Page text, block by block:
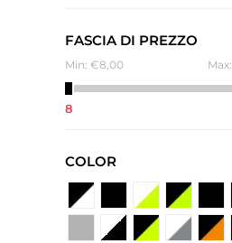
FASCIA DI PREZZO
Min: €8,00 Max:
8
COLOR